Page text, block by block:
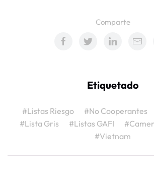
Comparte
Etiquetado
#Listas Riesgo #No Cooperantes
#Lista Gris
#Listas GAFI
#Vietnam